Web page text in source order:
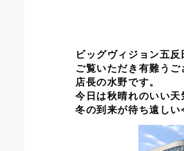
ビッグヴィジョン五
ご覧いただき有難うご
店長の水野です。
今日は秋晴れのいい天
冬の到来が待ち遠しい